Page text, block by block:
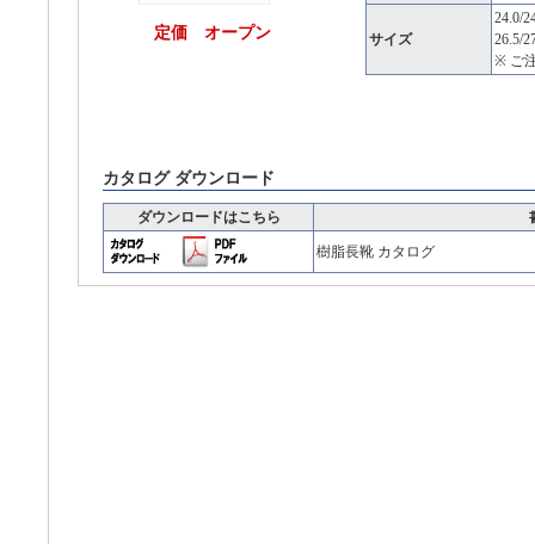
定価 オープン サイズ
24.0/
26.5/
※ ご
カタログ ダウンロード
ダウンロードはこちら
樹脂長靴 カタログ